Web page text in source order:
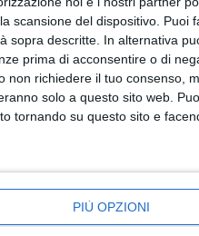
scansione del dispositivo. Puoi
sopra descritte. In alternativa
prima di acconsentire o di
non richiedere il tuo consenso,
solo a questo sito web.
tornando su questo sito e
PIÙ OPZIONI